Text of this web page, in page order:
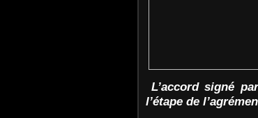
L’accord signé
l’étape de